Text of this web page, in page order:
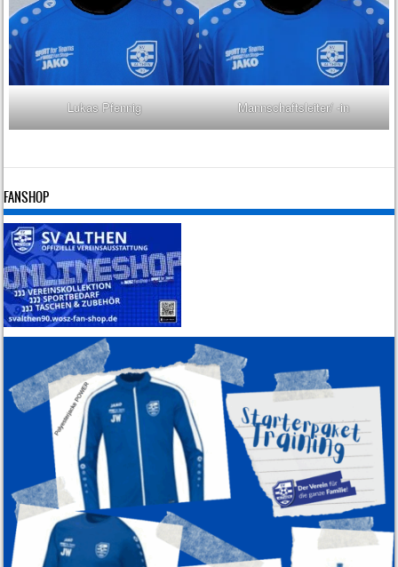
Lukas Pfennig Mannschaftsleiter/ -in
FANSHOP